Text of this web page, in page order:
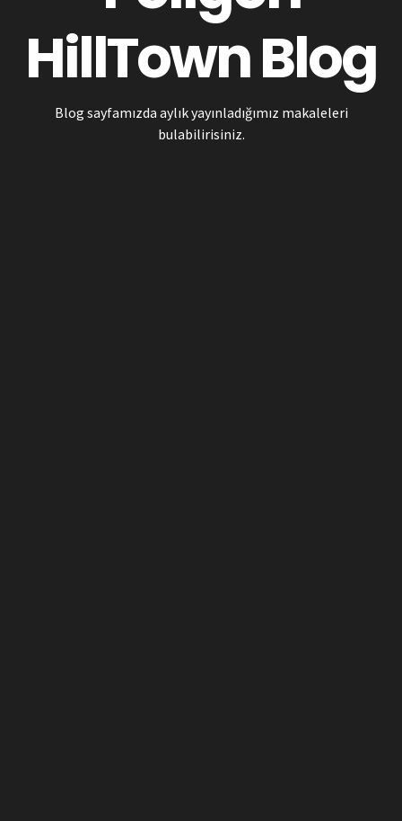
HillTown Blog
Blog sayfamızda aylık yayınladığımız makaleleri
bulabilirisiniz.